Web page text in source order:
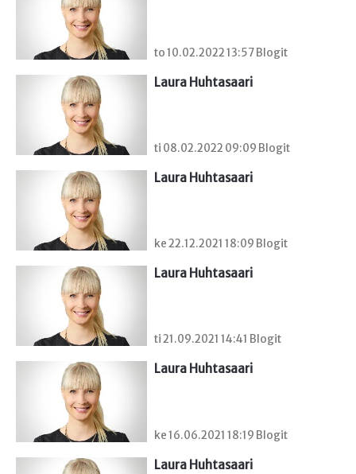
to 10.02.2022 13:57 Blogit
Laura Huhtasaari
ti 08.02.2022 09:09 Blogit
Laura Huhtasaari
ke 22.12.2021 18:09 Blogit
Laura Huhtasaari
ti 21.09.2021 14:41 Blogit
Laura Huhtasaari
ke 16.06.2021 18:19 Blogit
Laura Huhtasaari